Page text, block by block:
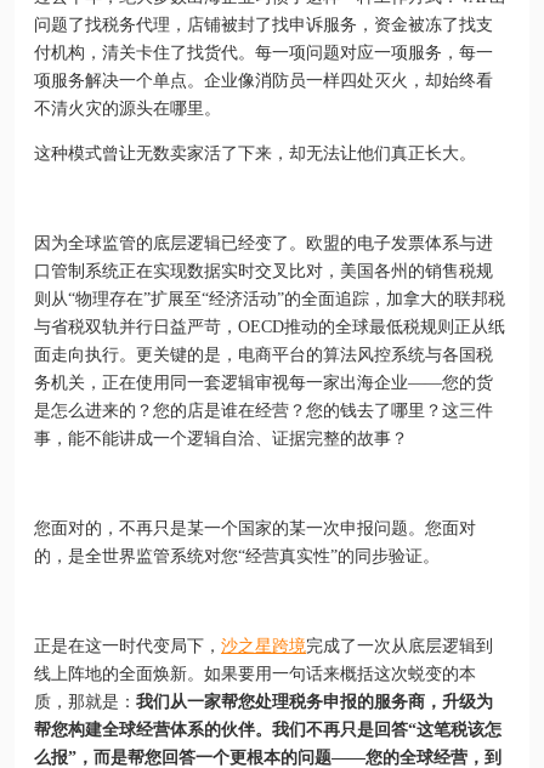
问题了找税务代理，店铺被封了找申诉服务，资金被冻了找支
付机构，清关卡住了找货代。每一项问题对应一项服务，每一
项服务解决一个单点。企业像消防员一样四处灭火，却始终看
不清火灾的源头在哪里。
这种模式曾让无数卖家活了下来，却无法让他们真正长大。
因为全球监管的底层逻辑已经变了。欧盟的电子发票体系与进
口管制系统正在实现数据实时交叉比对，美国各州的销售税规
则从“物理存在”扩展至“经济活动”的全面追踪，加拿大的联邦税
与省税双轨并行日益严苛，OECD推动的全球最低税规则正从纸
面走向执行。更关键的是，电商平台的算法风控系统与各国税
务机关，正在使用同一套逻辑审视每一家出海企业——您的货
是怎么进来的？您的店是谁在经营？您的钱去了哪里？这三件
事，能不能讲成一个逻辑自洽、证据完整的故事？
您面对的，不再只是某一个国家的某一次申报问题。您面对
的，是全世界监管系统对您“经营真实性”的同步验证。
正是在这一时代变局下，沙之星跨境完成了一次从底层逻辑到
线上阵地的全面焕新。如果要用一句话来概括这次蜕变的本
质，那就是：我们从一家帮您处理税务申报的服务商，升级为
帮您构建全球经营体系的伙伴。我们不再只是回答“这笔税该怎
么报”，而是帮您回答一个更根本的问题——您的全球经营，到